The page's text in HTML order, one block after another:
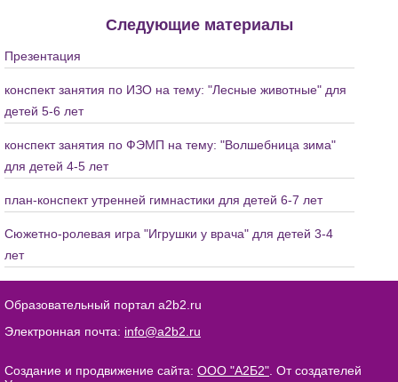
Следующие материалы
Презентация
конспект занятия по ИЗО на тему: "Лесные животные" для
детей 5-6 лет
конспект занятия по ФЭМП на тему: "Волшебница зима"
для детей 4-5 лет
план-конспект утренней гимнастики для детей 6-7 лет
Сюжетно-ролевая игра "Игрушки у врача" для детей 3-4
лет
Образовательный портал a2b2.ru
Электронная почта: info@a2b2.ru
Создание и продвижение сайта: ООО "А2Б2" . От создателей